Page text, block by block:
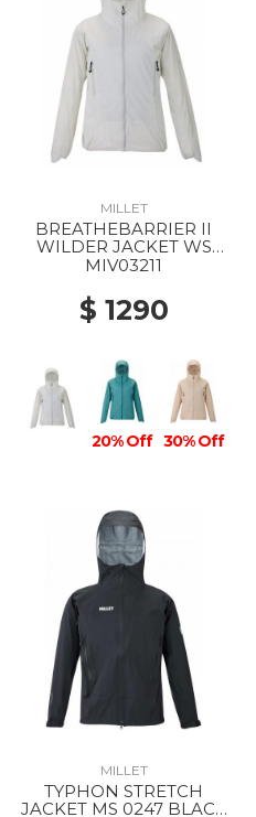
MILLET
BREATHEBARRIER II
WILDER JACKET WS
8014 FOGGY DEW
MIV03211
$ 1290
20% Off 30% Off
MILLET
TYPHON STRETCH
JACKET MS 0247 BLACK